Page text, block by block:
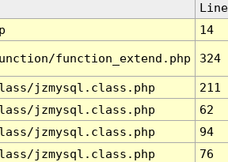
Line
14
function_extend.php 324
jzmysql.class.php
211
jzmysql.class.php
62
jzmysql.class.php
94
jzmysql.class.php 76